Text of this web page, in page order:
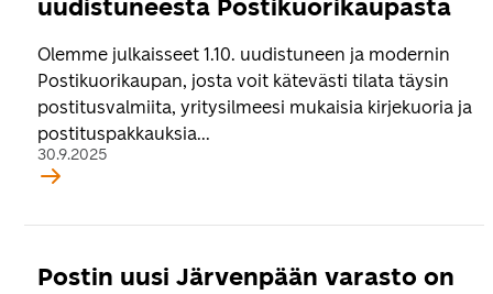
uudistuneesta Postikuorikaupasta
Olemme julkaisseet 1.10. uudistuneen ja modernin
Postikuorikaupan, josta voit kätevästi tilata täysin
postitusvalmiita, yritysilmeesi mukaisia kirjekuoria ja
postituspakkauksia...
30.9.2025
Postin uusi Järvenpään varasto on